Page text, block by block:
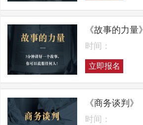
《故事的力量》
时间：
立即报名
《商务谈判》
时间：